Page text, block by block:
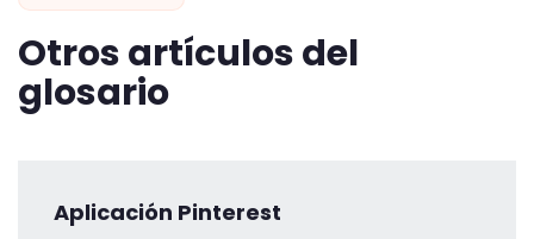
Otros artículos del
glosario
Aplicación Pinterest